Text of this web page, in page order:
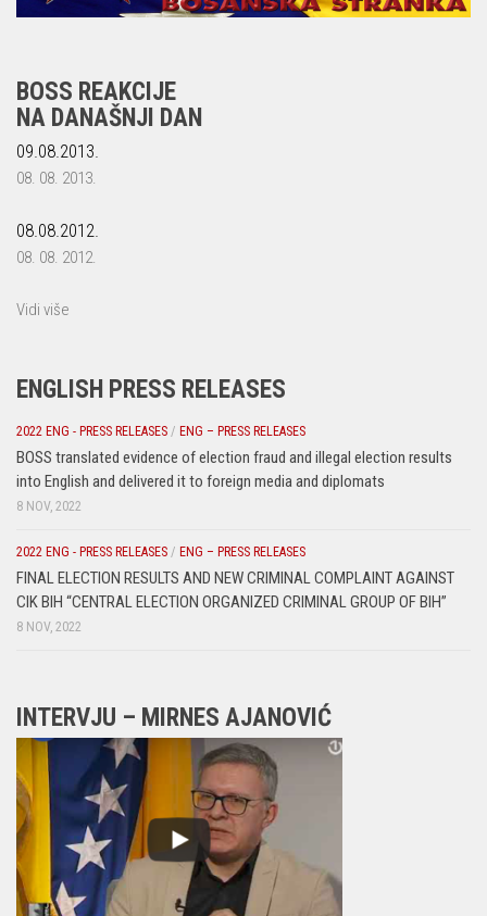
BOSS REAKCIJE
NA DANAŠNJI DAN
09.08.2013.
08. 08. 2013.
08.08.2012.
08. 08. 2012.
Vidi više
ENGLISH PRESS RELEASES
2022 ENG - PRESS RELEASES / ENG – PRESS RELEASES
BOSS translated evidence of election fraud and illegal election results
into English and delivered it to foreign media and diplomats
8 NOV, 2022
2022 ENG - PRESS RELEASES / ENG – PRESS RELEASES
FINAL ELECTION RESULTS AND NEW CRIMINAL COMPLAINT AGAINST
CIK BIH “CENTRAL ELECTION ORGANIZED CRIMINAL GROUP OF BIH”
8 NOV, 2022
INTERVJU – MIRNES AJANOVIĆ